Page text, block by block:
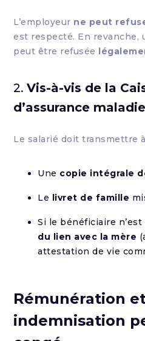
L’employeur ne peut
est respecté. En revanche,
peut être refusée
2.Vis-à-vis de la
d’assurance
Le salarié doit transmettre à
Une copie intégrale
Le livret de famille
Si le bénéficiaire
du lien avec la mère
attestation de vie
Rémunération
indemnisation